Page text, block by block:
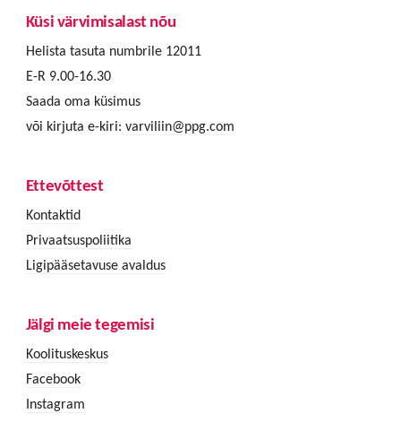
Küsi värvimisalast nõu
Helista tasuta numbrile 12011
E-R 9.00-16.30
Saada oma küsimus
või kirjuta e-kiri: varviliin@ppg.com
Ettevõttest
Kontaktid
Privaatsuspoliitika
Ligipääsetavuse avaldus
Jälgi meie tegemisi
Koolituskeskus
Facebook
Instagram